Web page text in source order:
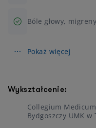
Bóle głowy, migreny
Pokaż więcej
Wykształcenie:
Collegium
Bydgoszczy UMK w